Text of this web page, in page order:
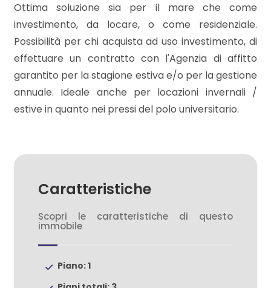
Ottima soluzione sia per il mare che come
investimento, da locare, o come residenziale.
Possibilità per chi acquista ad uso investimento, di
effettuare un contratto con l'Agenzia di affitto
garantito per la stagione estiva e/o per la gestione
annuale. Ideale anche per locazioni invernali /
estive in quanto nei pressi del polo universitario.
Caratteristiche
Scopri le caratteristiche di questo
immobile
Piano: 1
4
5
minimi
Qualsiasi